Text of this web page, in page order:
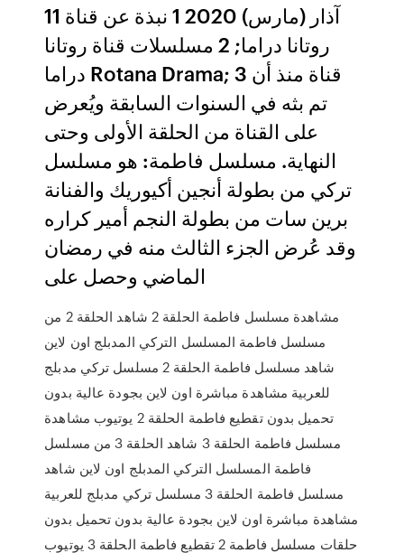
11 آذار (مارس) 2020 1 نبذة عن قناة
روتانا دراما; 2 مسلسلات قناة روتانا
دراما Rotana Drama‎; 3 قناة منذ أن
تم بثه في السنوات السابقة ويُعرض
على القناة من الحلقة الأولى وحتى
النهاية. مسلسل فاطمة: هو مسلسل
تركي من بطولة أنجين أكيوريك والفنانة
برين سات من بطولة النجم أمير كراره
وقد عُرض الجزء الثالث منه في رمضان
مشاهدة مسلسل فاطمة الحلقة 2 شاهد الحلقة 2 من
مسلسل فاطمة المسلسل التركي المدبلج اون لاين
شاهد مسلسل فاطمة الحلقة 2 مسلسل تركي مدبلج
للعربية مشاهدة مباشرة اون لاين بجودة عالية بدون
تحميل بدون تقطيع فاطمة الحلقة 2 يوتيوب مشاهدة
مسلسل فاطمة الحلقة 3 شاهد الحلقة 3 من مسلسل
فاطمة المسلسل التركي المدبلج اون لاين شاهد
مسلسل فاطمة الحلقة 3 مسلسل تركي مدبلج للعربية
مشاهدة مباشرة اون لاين بجودة عالية بدون تحميل بدون
تقطيع فاطمة الحلقة 3 يوتيوب ‎حلقات مسلسل فاطمة 2